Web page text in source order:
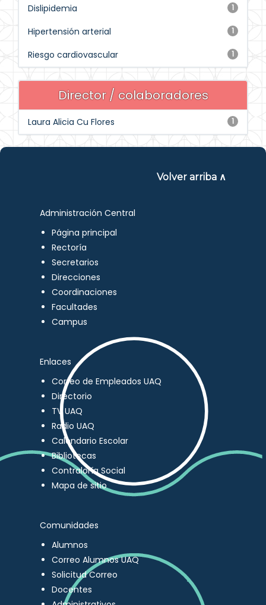
1
Dislipidemia
1
Hipertensión arterial
1
Riesgo cardiovascular
Director / colaboradores
1
Laura Alicia Cu Flores
Volver arriba ∧
Administración Central
Página principal
Rectoría
Secretarios
Direcciones
Coordinaciones
Facultades
Campus
Enlaces
Correo de Empleados UAQ
Directorio
TV UAQ
Radio UAQ
Calendario Escolar
Bibliotecas
Contraloría Social
Mapa de sitio
Comunidades
Alumnos
Correo Alumnos UAQ
Solicitud Correo
Docentes